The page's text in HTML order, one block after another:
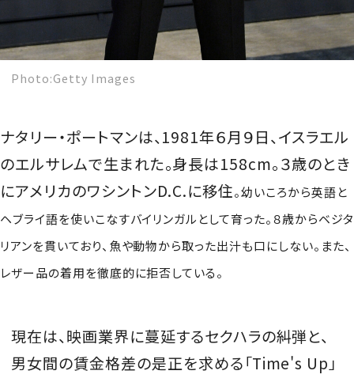
Photo:Getty Images
ナタリー・ポートマンは、1981年６月９日、イスラエル
のエルサレムで生まれた。身長は158cm。３歳のとき
にアメリカのワシントンD.C.に移住。幼いころから英語と
ヘブライ語を使いこなすバイリンガルとして育った。８歳からベジタ
リアンを貫いており、魚や動物から取った出汁も口にしない。また、
レザー品の着用を徹底的に拒否している。
現在は、映画業界に蔓延するセクハラの糾弾と、
男女間の賃金格差の是正を求める「Time's Up」